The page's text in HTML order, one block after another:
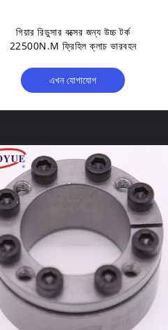
গিয়ার রিডুসার বক্সের জন্য উচ্চ টর্ক
22500N.M ফ্রিহিল ক্লাচ ভারবহন
এখন যোগাযোগ